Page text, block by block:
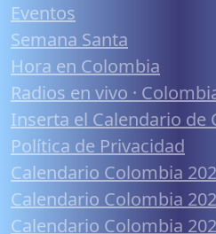
Eventos
Semana Santa
Hora en Colombia
Radios en vivo ·
Inserta el Calendario de
Política de Privacidad
Calendario Colombia
Calendario Colombia
Calendario Colombia